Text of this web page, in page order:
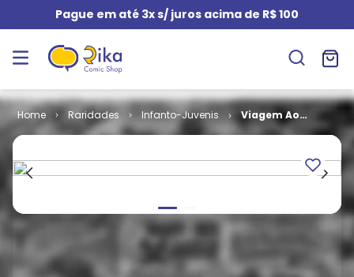
Pague em até 3x s/ juros acima de R$ 100
Raridades Infanto-Juvenis
Viagem Ao
Fundo do Mar
# 10